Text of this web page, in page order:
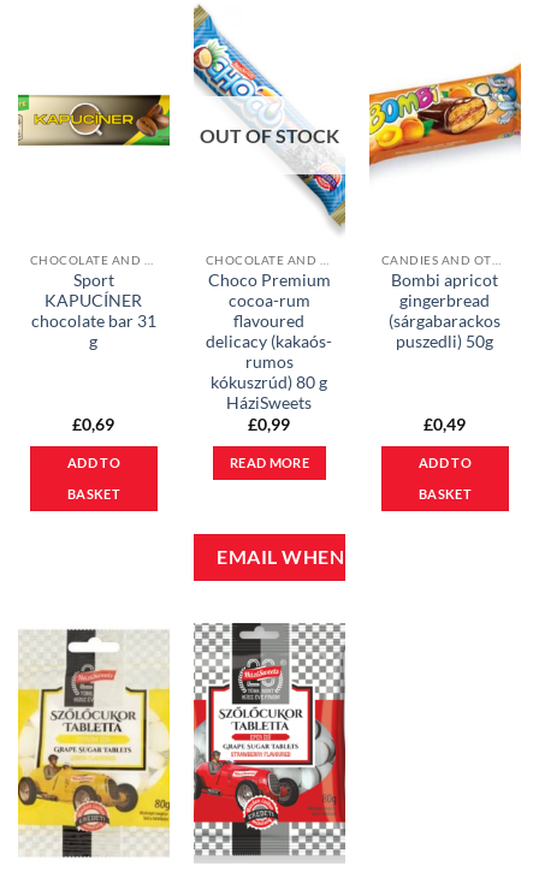
Sport
KAPUCÍNER
chocolate bar 31
g
£0,69
ADD TO
BASKET
OUT OF STOCK
Choco Premium
cocoa-rum
flavoured
delicacy (kakaós-
rumos
kókuszrúd) 80 g
HáziSweets
£0,99
READ MORE
Bombi apricot
gingerbread
(sárgabarackos
puszedli) 50g
£0,49
ADD TO
BASKET